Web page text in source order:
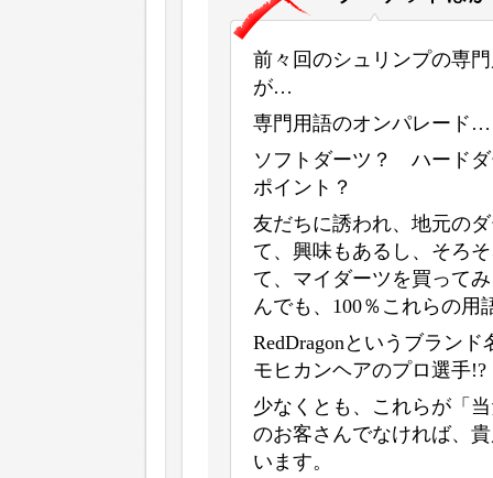
前々回のシュリンプの専
が…
専門用語のオンパレード…
ソフトダーツ？ ハード
ポイント？
友だちに誘われ、地元の
て、興味もあるし、そろ
て、マイダーツを買って
んでも、100％これらの用
RedDragonというブラン
モヒカンヘアのプロ選手
少なくとも、これらが「
のお客さんでなければ、
います。